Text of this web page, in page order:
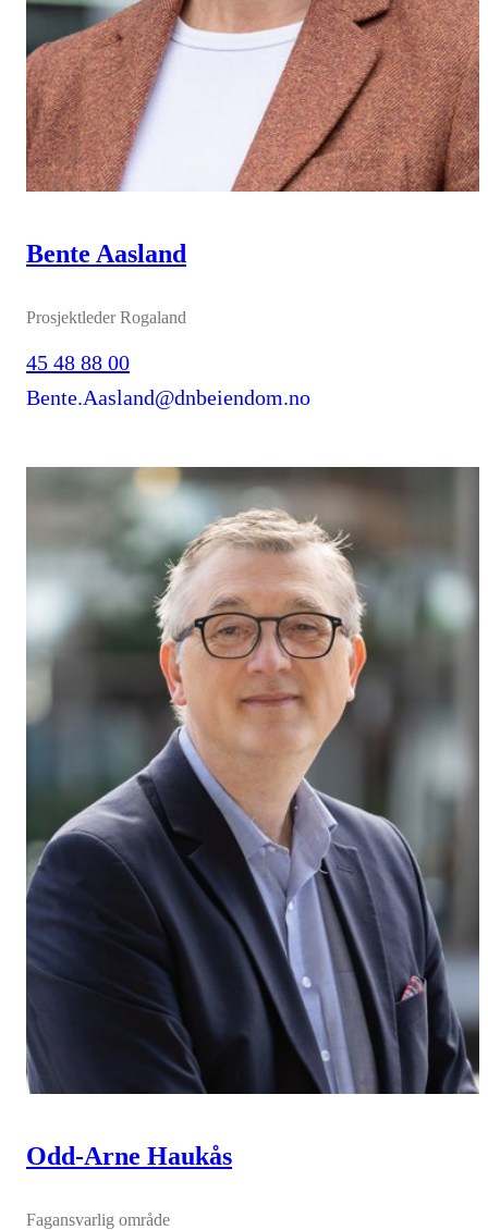
Bente Aasland
Prosjektleder Rogaland
45 48 88 00
Bente.Aasland@dnbeiendom.no
Odd-Arne Haukås
Fagansvarlig område